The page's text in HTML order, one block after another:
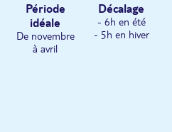
Période
idéale
De novembre
à avril
Décalage
- 6h en été
- 5h en hiver